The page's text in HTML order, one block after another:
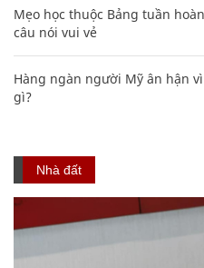
Mẹo học thuộc Bảng tuần
câu nói vui vẻ
Hàng ngàn người Mỹ ân hận
gì?
Nhà đất